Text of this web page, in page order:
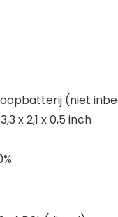
(niet
x 2,1 x 0,5 inch